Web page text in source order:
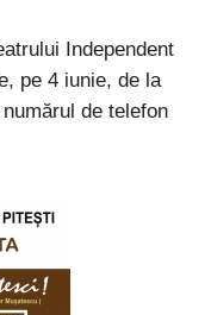
Independent
pe 4 iunie, de la
de telefon